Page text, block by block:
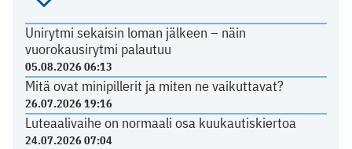
Unirytmi sekaisin loman jälkeen – näin
vuorokausirytmi palautuu
05.08.2026 06:13
Mitä ovat minipillerit ja miten ne vaikuttavat?
26.07.2026 19:16
Luteaalivaihe on normaali osa kuukautiskiertoa
24.07.2026 07:04